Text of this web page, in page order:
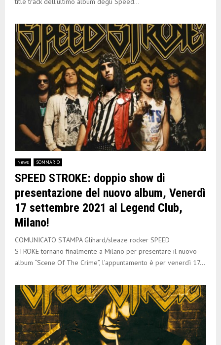
News SOMMARIO
SPEED STROKE: doppio show di
presentazione del nuovo album, Venerdì
17 settembre 2021 al Legend Club,
Milano!
COMUNICATO STAMPA Glihard/sleaze rocker SPEED
STROKE tornano finalmente a Milano per presentare il nuovo
album “Scene Of The Crime”, l’appuntamento è per venerdì 17...